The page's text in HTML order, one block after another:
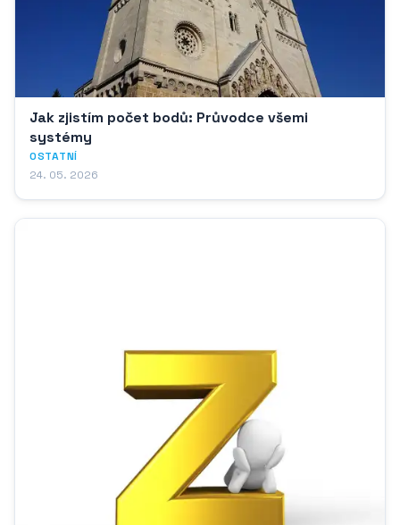
Jak zjistím počet bodů: Průvodce všemi
systémy
OSTATNÍ
24. 05. 2026